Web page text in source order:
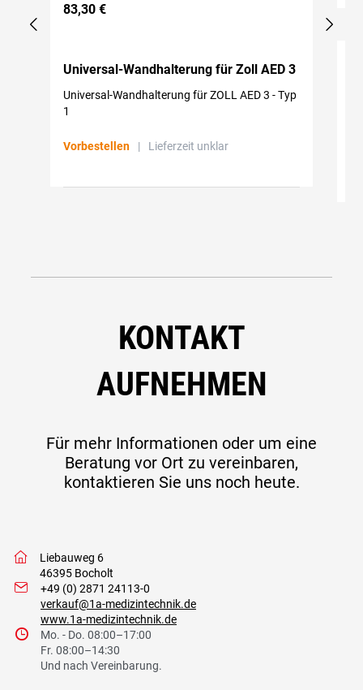
83,30 €
Universal-Wandhalterung für Zoll AED 3
Universal-Wandhalterung für ZOLL AED 3 - Typ
1
Vorbestellen | Lieferzeit unklar
KONTAKT
AUFNEHMEN
Für mehr Informationen oder um eine
Beratung vor Ort zu vereinbaren,
kontaktieren Sie uns noch heute.
w
Liebauweg 6
46395 Bocholt
I
+49 (0) 2871 24113-0
verkauf@1a-medizintechnik.de
www.1a-medizintechnik.de
9
Mo. - Do. 08:00–17:00
Fr. 08:00–14:30
Und nach Vereinbarung.